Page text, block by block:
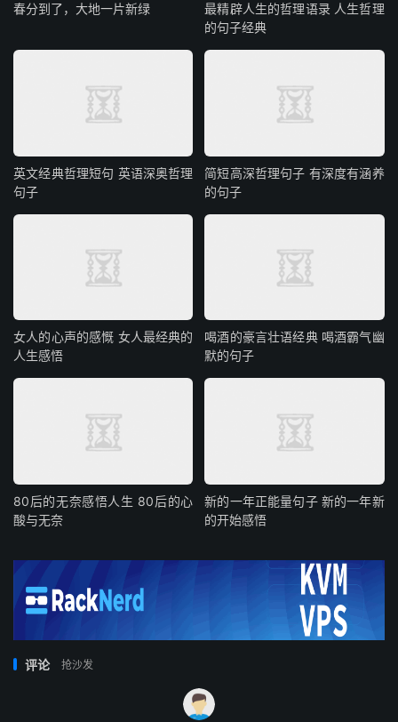
春分到了，大地一片新绿
最精辟人生的哲理语录 人生哲理
的句子经典
英文经典哲理短句 英语深奥哲理
句子
简短高深哲理句子 有深度有涵养
的句子
女人的心声的感慨 女人最经典的
人生感悟
喝酒的豪言壮语经典 喝酒霸气幽
默的句子
80后的无奈感悟人生 80后的心
酸与无奈
新的一年正能量句子 新的一年新
的开始感悟
评论 抢沙发